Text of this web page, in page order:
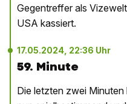
Gegentreffer als
USA kassiert.
17.05.2024, 22:36 Uhr
59. Minute
Die letzten zwei